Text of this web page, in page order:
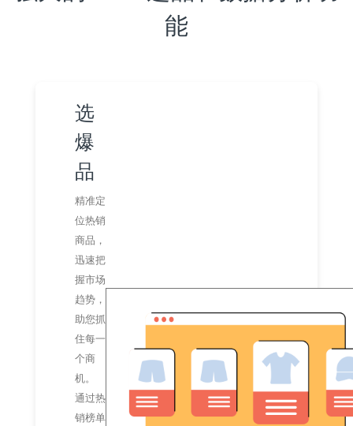
能
选
爆
品
精准定
位热销
商品，
迅速把
握市场
趋势，
助您抓
住每一
个商
机。
通过热
销榜单